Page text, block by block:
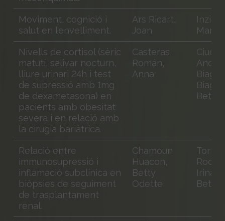
Moviment, cognició i
salut en l’envelliment.
Ars Ricart,
Joan
Marco
Nivells de cortisol (sèric
matutí, salivar nocturn,
lliure urinari 24h i test
de supressió amb 1mg
de dexametasona) en
pacients amb obesitat
severa i en relació amb
la cirugia bariàtrica.
Casteras
Román,
Anna
Ciudin
Betina
Relació entre
immunosupressió i
inflamació subclínica en
biòpsies de seguiment
de trasplantament
renal.
Chamoun
Huacon,
Betty
Odette
Torres
Irina